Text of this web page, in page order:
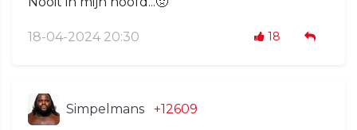
18-04-2024 20:30 18
Simpelmans +12609